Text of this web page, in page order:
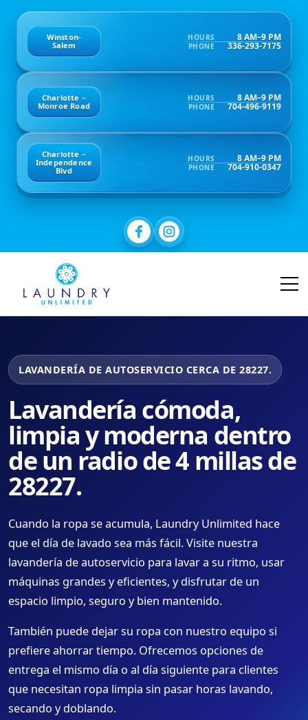
Winston-
Salem
HOURS 8 AM–9 PM
PHONE 336-293-7175
Charlotte –
Monroe Road
HOURS 8 AM–9 PM
PHONE 704-496-9119
Charlotte –
Independence
Blvd
HOURS 8 AM–9 PM
PHONE 704-910-0347
LAVANDERÍA DE AUTOSERVICIO CERCA DE 28227.
Lavandería cómoda,
limpia y moderna dentro
de un radio de 4 millas de
28227.
Cuando la ropa se acumula, Laundry Unlimited hace
que el día de lavado sea más fácil. Visite nuestra
lavandería de autoservicio para lavar a su ritmo, usar
máquinas grandes y eficientes, y disfrutar de un
espacio limpio, seguro y bien mantenido.
También puede dejar su ropa con nuestro equipo si
prefiere ahorrar tiempo. Ofrecemos opciones de
entrega el mismo día o al día siguiente para clientes
que necesitan ropa limpia sin pasar horas lavando,
secando y doblando.